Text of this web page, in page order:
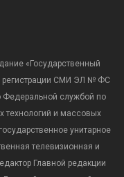
«Государственный
регистрации СМИ ЭЛ № ФС
Федеральной службой по
технологий и массовых
унитарное
телевизионная и
Главной редакции